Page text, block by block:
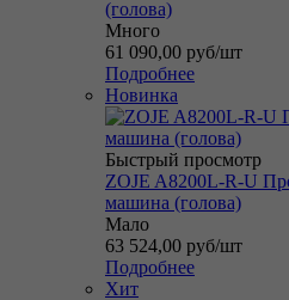
(голова)
Много
61 090,00 руб/шт
Подробнее
Новинка
Быстрый просмотр
ZOJE A8200L-R-U
машина (голова)
Мало
63 524,00 руб/шт
Подробнее
Хит